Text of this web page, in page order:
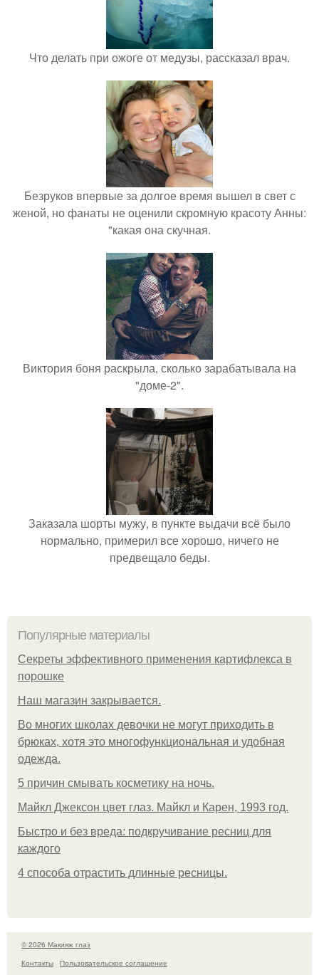
Что делать при ожоге от медузы, рассказал врач.
Безруков впервые за долгое время вышел в свет с
женой, но фанаты не оценили скромную красоту Анны:
"какая она скучная.
Виктория боня раскрыла, сколько зарабатывала на
"доме-2".
Заказала шорты мужу, в пункте выдачи всё было
нормально, примерил все хорошо, ничего не
предвещало беды.
Популярные материалы
Секреты эффективного применения картифлекса в
порошке
Нaш магaзин зaкрывaeтся.
Во многих школах девочки не могут приходить в
брюках, хотя это многофункциональная и удобная
одежда.
5 причин смывать косметику на ночь.
Майкл Джексон цвет глаз. Майкл и Карен, 1993 год.
Быстро и без вреда: подкручивание ресниц для
каждого
4 способа отрастить длинные ресницы.
© 2026 Макияж глаз
Контакты
Пользовательское соглашение